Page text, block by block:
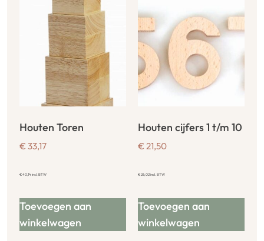
Houten Toren
€ 33,17
€40,14incl. BTW
Toevoegen aan
winkelwagen
Houten cijfers 1 t/m 10
€ 21,50
€26,02incl. BTW
Toevoegen aan
winkelwagen